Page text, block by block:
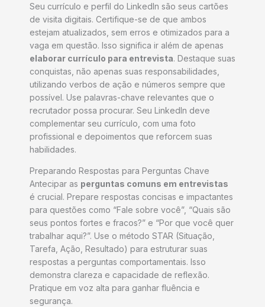
Seu currículo e perfil do LinkedIn são seus cartões
de visita digitais. Certifique-se de que ambos
estejam atualizados, sem erros e otimizados para a
vaga em questão. Isso significa ir além de apenas
elaborar currículo para entrevista. Destaque suas
conquistas, não apenas suas responsabilidades,
utilizando verbos de ação e números sempre que
possível. Use palavras-chave relevantes que o
recrutador possa procurar. Seu LinkedIn deve
complementar seu currículo, com uma foto
profissional e depoimentos que reforcem suas
habilidades.
Preparando Respostas para Perguntas Chave
Antecipar as perguntas comuns em entrevistas
é crucial. Prepare respostas concisas e impactantes
para questões como “Fale sobre você”, “Quais são
seus pontos fortes e fracos?” e “Por que você quer
trabalhar aqui?”. Use o método STAR (Situação,
Tarefa, Ação, Resultado) para estruturar suas
respostas a perguntas comportamentais. Isso
demonstra clareza e capacidade de reflexão.
Pratique em voz alta para ganhar fluência e
segurança.